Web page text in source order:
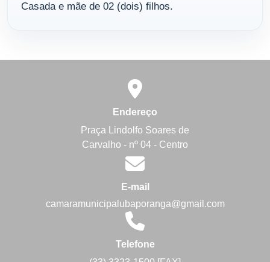
Casada e mãe de 02 (dois) filhos.
Endereço
Praça Lindolfo Soares de
Carvalho - nº 04 - Centro
E-mail
camaramunicipalubaporanga@gmail.com
Telefone